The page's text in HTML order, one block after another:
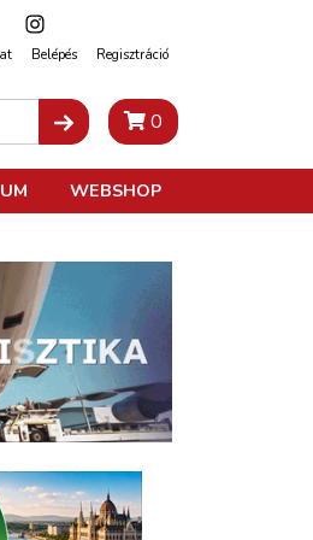
Belépés Regisztráció
0
WEBSHOP